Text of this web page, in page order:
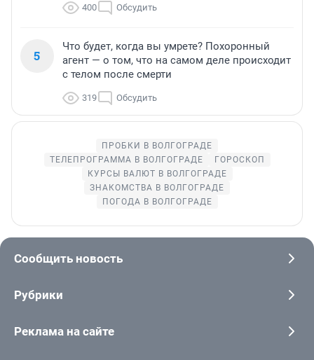
400 Обсудить
5
Что будет, когда вы умрете? Похоронный
агент — о том, что на самом деле происходит
с телом после смерти
319 Обсудить
ПРОБКИ В ВОЛГОГРАДЕ
ТЕЛЕПРОГРАММА В ВОЛГОГРАДЕ
ГОРОСКОП
КУРСЫ ВАЛЮТ В ВОЛГОГРАДЕ
ЗНАКОМСТВА В ВОЛГОГРАДЕ
ПОГОДА В ВОЛГОГРАДЕ
Сообщить новость
Рубрики
Реклама на сайте